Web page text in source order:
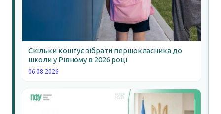
Скільки коштує зібрати першокласника до
школи у Рівному в 2026 році
06.08.2026